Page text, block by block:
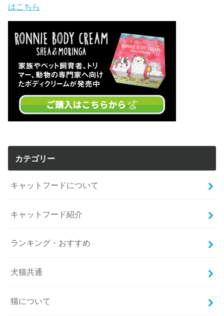
はこちら
カテゴリー
キャットフードについて
キャットフード紹介
ランキング・おすすめ
犬猫共通
猫について